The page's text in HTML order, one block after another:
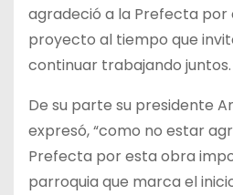
agradeció a la Prefecta por
proyecto al tiempo que
continuar trabajando juntos.
De su parte su presidente
expresó, “como no estar
Prefecta por esta obra
parroquia que marca el